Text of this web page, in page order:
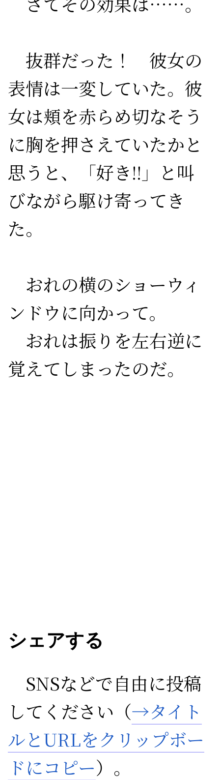
抜群だった！　彼女の
表情は一変していた。彼
女は頬を赤らめ切なそう
に胸を押さえていたかと
思うと、「好き!! 」と叫
びながら駆け寄ってき
た。
おれの横のショーウィ
ンドウに向かって。
おれは振りを左右逆に
覚えてしまったのだ。
シェアする
SNSなどで自由に投稿
してください（→タイト
ルとURLをクリップボー
ドにコピー）。